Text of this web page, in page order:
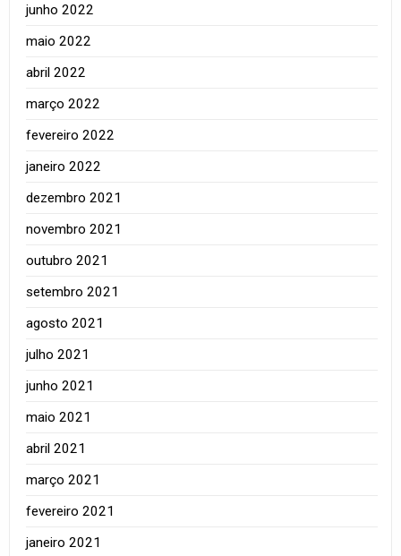
junho 2022
maio 2022
abril 2022
março 2022
fevereiro 2022
janeiro 2022
dezembro 2021
novembro 2021
outubro 2021
setembro 2021
agosto 2021
julho 2021
junho 2021
maio 2021
abril 2021
março 2021
fevereiro 2021
janeiro 2021